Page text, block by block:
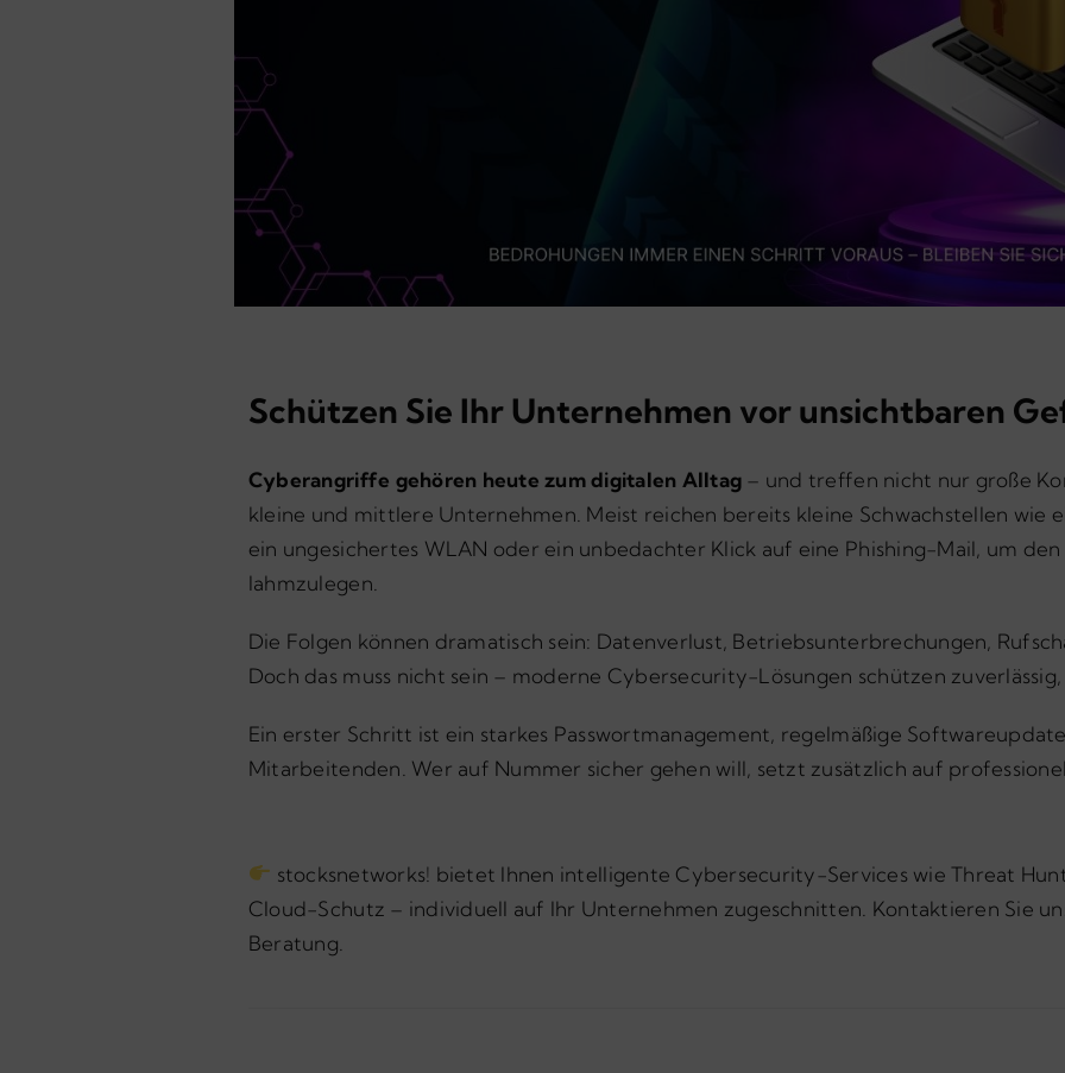
Schützen Sie Ihr Unternehmen vor unsichtbaren
Cyberangriffe gehören heute zum digitalen Alltag – und treffen nicht nur große
kleine und mittlere Unternehmen. Meist reichen bereits kleine Schwachstellen wie
ein ungesichertes WLAN oder ein unbedachter Klick auf eine Phishing-Mail, um
lahmzulegen.
Die Folgen können dramatisch sein: Datenverlust, Betriebsunterbrechungen,
Doch das muss nicht sein – moderne Cybersecurity-Lösungen schützen zuverlässig,
Ein erster Schritt ist ein starkes Passwortmanagement, regelmäßige
Mitarbeitenden. Wer auf Nummer sicher gehen will, setzt zusätzlich auf
stocksnetworks! bietet Ihnen intelligente Cybersecurity-Services wie Threat
Cloud-Schutz – individuell auf Ihr Unternehmen zugeschnitten. Kontaktieren Sie
Beratung.